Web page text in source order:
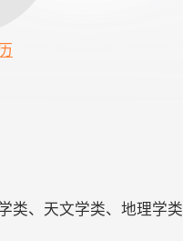
类、天文学类、地理学类